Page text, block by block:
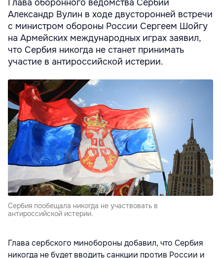
Глава оборонного ведомства Сербии
Александр Вулин в ходе двусторонней встречи
с министром обороны России Сергеем Шойгу
на Армейских международных играх заявил,
что Сербия никогда не станет принимать
участие в антироссийской истерии.
Сербия пообещала никогда не участвовать в
антироссийской истерии.
Глава сербского минобороны добавил, что Сербия
никогда не будет вводить санкции против России и